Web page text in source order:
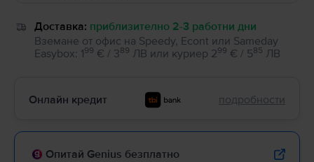
Доставка: приблизително 2-3 работни дни
Вземане от офис на Speedy, Econt или Sameday
Easybox: 199 € / 389 ЛВ или куриер 299 € / 585 ЛВ
Онлайн кредит подробности
Опитай Genius безплатно